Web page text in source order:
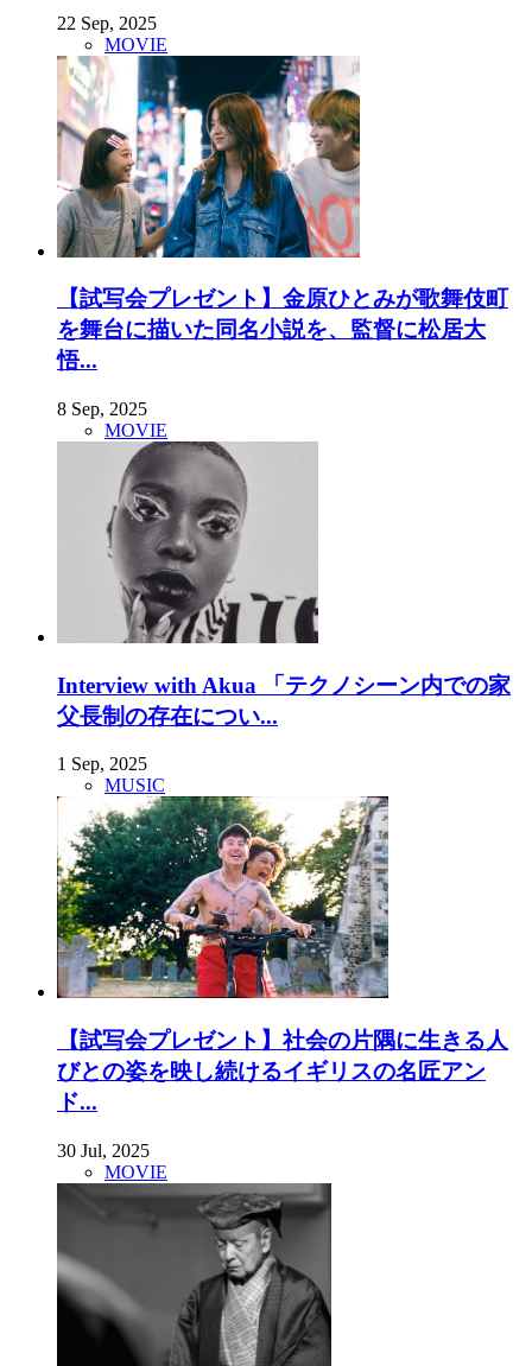
22 Sep, 2025
MOVIE
【試写会プレゼント】金原ひとみが歌舞伎町
を舞台に描いた同名小説を、監督に松居大
悟...
8 Sep, 2025
MOVIE
Interview with Akua 「テクノシーン内での家
父長制の存在につい...
1 Sep, 2025
MUSIC
【試写会プレゼント】社会の片隅に生きる人
びとの姿を映し続けるイギリスの名匠アン
ド...
30 Jul, 2025
MOVIE